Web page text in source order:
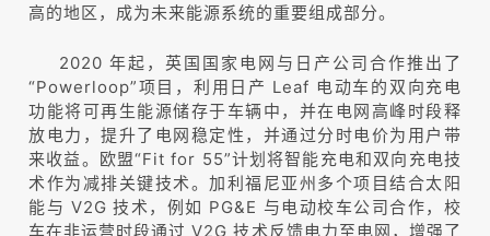
高的地区，成为未来能源系统的重要组成部分。
2020 年起，英国国家电网与日产公司合作推出了
“Powerloop”项目，利用日产 Leaf 电动车的双向充电
功能将可再生能源储存于车辆中，并在电网高峰时段释
放电力，提升了电网稳定性，并通过分时电价为用户带
来收益。欧盟“Fit for 55”计划将智能充电和双向充电技
术作为减排关键技术。加利福尼亚州多个项目结合太阳
能与 V2G 技术，例如 PG&E 与电动校车公司合作，校
车在非运营时段通过 V2G 技术反馈电力至电网，增强了